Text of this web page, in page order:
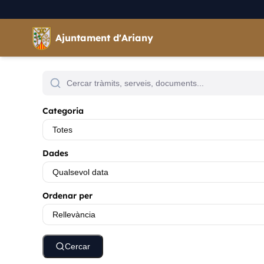
Ajuntament d'Ariany
Categoria
Dades
Ordenar per
Cercar